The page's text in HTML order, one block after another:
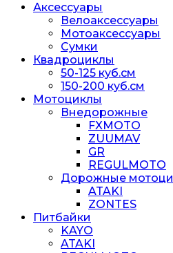
Аксессуары
Велоаксессуары
Мотоаксессуары
Сумки
Квадроциклы
50-125 куб.см
150-200 куб.см
Мотоциклы
Внедорожные
FXMOTO
ZUUMAV
GR
REGULMOTO
Дорожные
ATAKI
ZONTES
Питбайки
KAYO
ATAKI